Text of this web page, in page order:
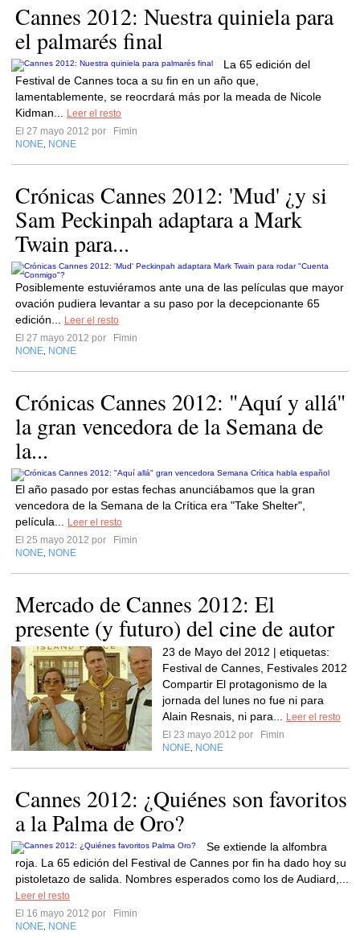
Cannes 2012: Nuestra quiniela para
el palmarés final
La 65 edición del
Festival de Cannes toca a su fin en un año que,
lamentablemente, se reocrdará más por la meada de Nicole
Kidman...
Leer el resto
El 27 mayo 2012 por
Fimin
NONE NONE
Crónicas Cannes 2012: 'Mud' ¿y si
Sam Peckinpah adaptara a Mark
Twain para...
Posiblemente estuviéramos ante una de las películas que mayor
ovación pudiera levantar a su paso por la decepcionante 65
edición...
Leer el resto
El 27 mayo 2012 por
Fimin
NONE NONE
Crónicas Cannes 2012: "Aquí y allá"
la gran vencedora de la Semana de
la...
El año pasado por estas fechas anunciábamos que la gran
vencedora de la Semana de la Crítica era "Take Shelter",
película...
Leer el resto
El 25 mayo 2012 por
Fimin
NONE NONE
Mercado de Cannes 2012: El
presente (y futuro) del cine de autor
23 de Mayo del 2012 | etiquetas:
Festival de Cannes, Festivales 2012
Compartir El protagonismo de la
jornada del lunes no fue ni para
Alain Resnais, ni para...
Leer el resto
El 23 mayo 2012 por
Fimin
NONE NONE
Cannes 2012: ¿Quiénes son favoritos
a la Palma de Oro?
Se extiende la alfombra
roja. La 65 edición del Festival de Cannes por fin ha dado hoy su
pistoletazo de salida. Nombres esperados como los de Audiard,...
Leer el resto
El 16 mayo 2012 por
Fimin
NONE NONE